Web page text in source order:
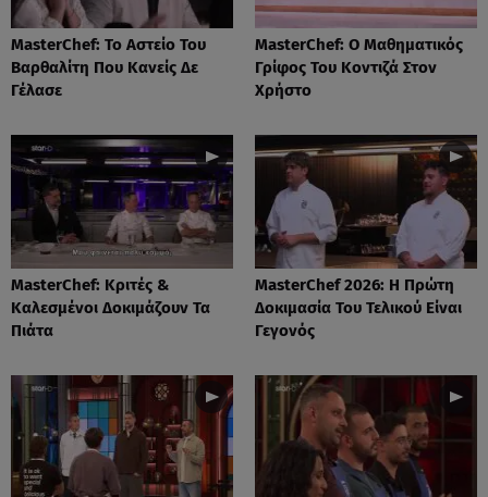
MasterChef: Το Αστείο Του
Βαρθαλίτη Που Κανείς Δε
Γέλασε
MasterChef: Ο Μαθηματικός
Γρίφος Του Κοντιζά Στον
Χρήστο
MasterChef: Κριτές &
Καλεσμένοι Δοκιμάζουν Τα
Πιάτα
MasterChef 2026: Η Πρώτη
Δοκιμασία Του Τελικού Είναι
Γεγονός